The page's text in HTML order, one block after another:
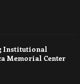
Institutional
Memorial Center